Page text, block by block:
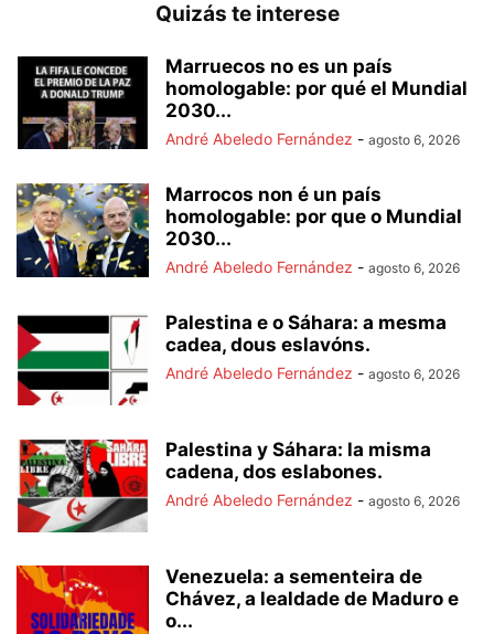
Quizás te interese
Marruecos no es un país
homologable: por qué el Mundial
2030...
André Abeledo Fernández - agosto 6, 2026
Marrocos non é un país
homologable: por que o Mundial
2030...
André Abeledo Fernández - agosto 6, 2026
Palestina e o Sáhara: a mesma
cadea, dous eslavóns.
André Abeledo Fernández - agosto 6, 2026
Palestina y Sáhara: la misma
cadena, dos eslabones.
André Abeledo Fernández - agosto 6, 2026
Venezuela: a sementeira de
Chávez, a lealdade de Maduro e
o...